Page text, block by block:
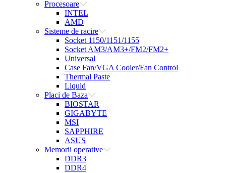
Procesoare
INTEL
AMD
Sisteme de racire
Socket 1150/1151/1155
Socket AM3/AM3+/FM2/FM2+
Universal
Case Fan/VGA Cooler/Fan Control
Thermal Paste
Liquid
Placi de Baza
BIOSTAR
GIGABYTE
MSI
SAPPHIRE
ASUS
Memorii operative
DDR3
DDR4